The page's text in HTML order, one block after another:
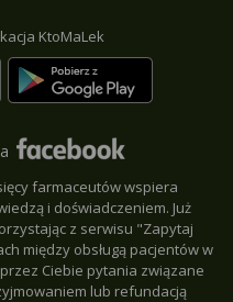
KtoMaLek
farmaceutów wspiera
i doświadczeniem. Już
z serwisu "Zapytaj
między obsługą pacjentów w
Ciebie pytania związane
lub refundacją